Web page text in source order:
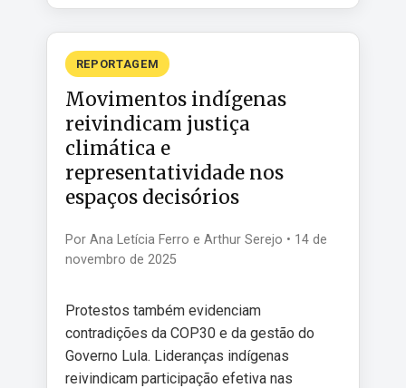
REPORTAGEM
Movimentos indígenas
reivindicam justiça
climática e
representatividade nos
espaços decisórios
Por Ana Letícia Ferro e Arthur Serejo • 14 de
novembro de 2025
Protestos também evidenciam
contradições da COP30 e da gestão do
Governo Lula. Lideranças indígenas
reivindicam participação efetiva nas